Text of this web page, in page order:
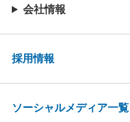
会社情報
採用情報
ソーシャルメディア一覧